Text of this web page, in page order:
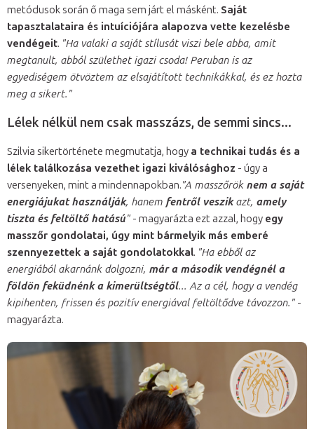
metódusok során ő maga sem járt el másként. Saját
tapasztalataira és intuíciójára alapozva vette kezelésbe
vendégeit. "Ha valaki a saját stílusát viszi bele abba, amit
megtanult, abból születhet igazi csoda! Peruban is az
egyediségem ötvöztem az elsajátított technikákkal, és ez hozta
meg a sikert."
Lélek nélkül nem csak masszázs, de semmi sincs...
Szilvia sikertörténete megmutatja, hogy a technikai tudás és a
lélek találkozása vezethet igazi kiválósághoz - úgy a
versenyeken, mint a mindennapokban."A masszőrök nem a saját
energiájukat használják, hanem fentről veszikazt, amely
tiszta és feltöltő hatású" - magyarázta ezt azzal, hogy egy
masszőr gondolatai, úgy mint bármelyik más emberé
szennyezettek a saját gondolatokkal. "Ha ebből az
energiából akarnánk dolgozni, már a második vendégnél a
földön feküdnénk a kimerültségtől... Az a cél, hogy a vendég
kipihenten, frissen és pozitív energiával feltöltődve távozzon." -
magyarázta.